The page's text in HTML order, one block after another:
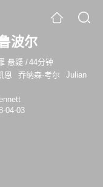
波尔
悬疑 /44分钟
恩 乔纳森·考尔
Julian
04-03